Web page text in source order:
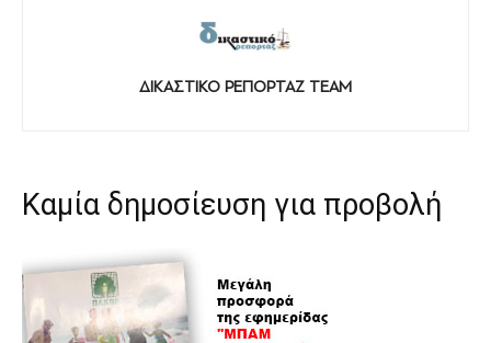
ΔΙΚΑΣΤΙΚΟ ΡΕΠΟΡΤΑΖ TEAM
Καμία δημοσίευση για προβολή